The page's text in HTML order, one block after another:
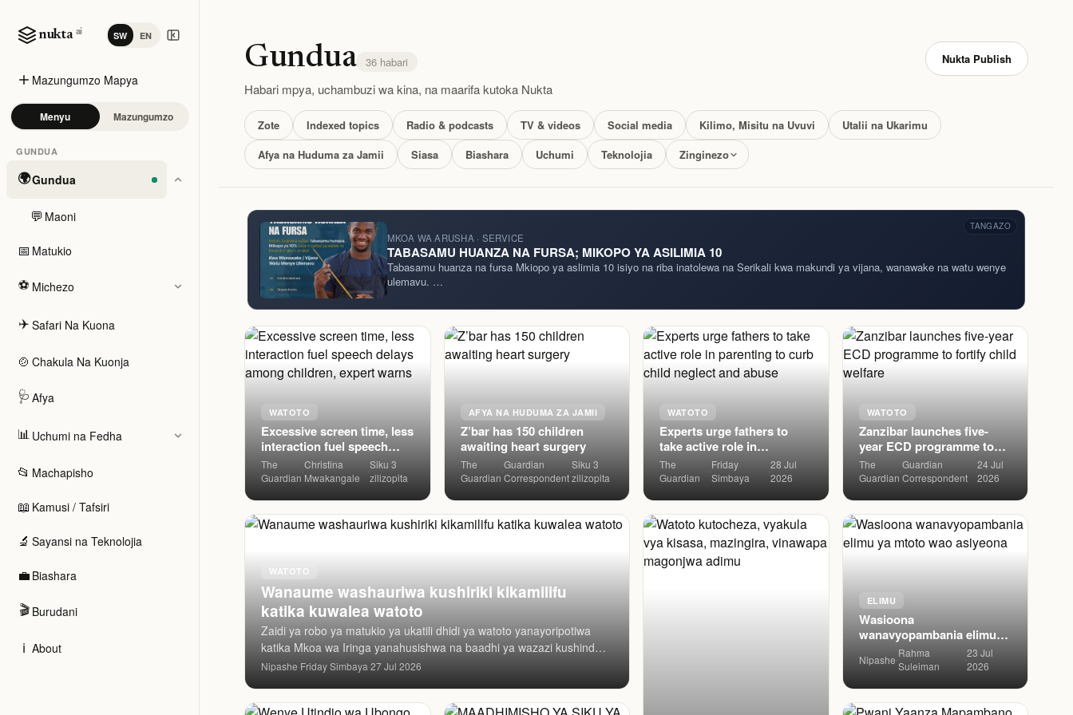
nukta ai SW EN
Mazungumzo Mapya
Menyu Mazungumzo
GUNDUA
🌍Gundua
💬 Maoni
📅 Matukio
⚽ Michezo
✈️ Safari Na Kuona
🍲 Chakula Na Kuonja
🩺 Afya
📊 Uchumi na Fedha
📂 Machapisho
📖 Kamusi / Tafsiri
🔬 Sayansi na Teknolojia
💼 Biashara
🎬 Burudani
ℹ️ About
Gundua 36 habari Nukta Publish
Habari mpya, uchambuzi wa kina, na maarifa kutoka Nukta
Zote Indexed topics Radio & podcasts TV & videos Social media Kilimo, Misitu na Uvuvi
Utalii na Ukarimu
Afya na Huduma za Jamii
Siasa Biashara Uchumi Teknolojia Zinginezo
MKOA WA ARUSHA · SERVICE
TABASAMU HUANZA NA FURSA; MIKOPO YA ASILIMIA 10
Tabasamu huanza na fursa Mkiopo ya aslimia 10 isiyo na riba inatolewa na Serikali kwa makundi ya vijana, wanawake na watu wenye
ulemavu. …
TANGAZO
WATOTO
Excessive screen time, less
interaction fuel speech
delays among children,
expert warns
The
Guardian·Christina
Mwakangale
·Siku 3
zilizopita
AFYA NA HUDUMA ZA JAMII
Z’bar has 150 children
awaiting heart surgery
The
Guardian·Guardian
Correspondent·Siku 3
zilizopita
WATOTO
Experts urge fathers to
take active role in
parenting to curb child
neglect and abuse
The
Guardian
·Friday
Simbaya
·28 Jul
2026
WATOTO
Wanaume washauriwa kushiriki kikamilifu
katika kuwalea watoto
Zaidi ya robo ya matukio ya ukatili dhidi ya watoto yanayoripotiwa
katika Mkoa wa Iringa yanahusishwa na baadhi ya wazazi kushindwa
kutimiza wajibu wao wa malez
Nipashe·Friday Simbaya·27 Jul 2026
WATOTO
Zanzibar launches five-
year ECD programme to
fortify child welfare
The
Guardian·Guardian
Correspondent
·24 Jul
2026
ELIMU
Wasioona
wanavyopambania elimu
ya mtoto wao asiyeona
Nipashe·Rahma
Suleiman
·23 Jul
2026